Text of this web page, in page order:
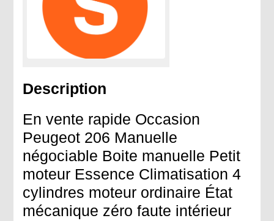
Description
En vente rapide Occasion
Peugeot 206 Manuelle
négociable Boite manuelle Petit
moteur Essence Climatisation 4
cylindres moteur ordinaire État
mécanique zéro faute intérieur